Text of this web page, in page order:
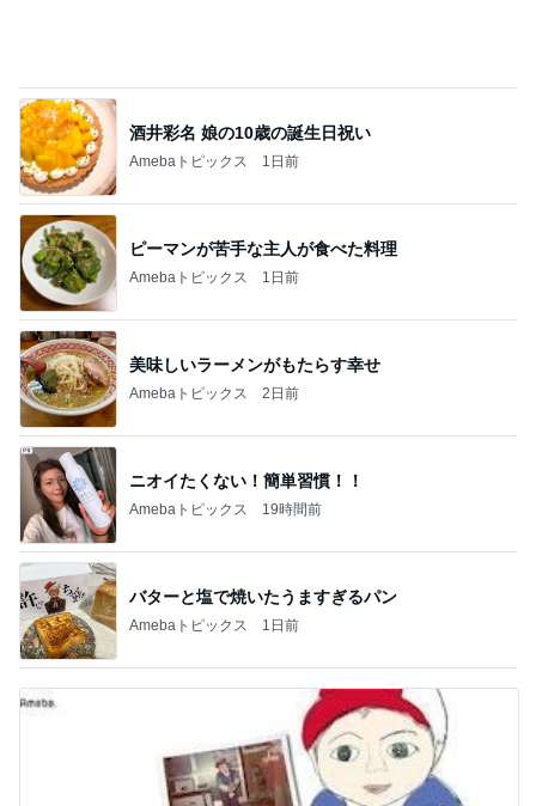
酒井彩名 娘の10歳の誕生日祝い
Amebaトピックス 1日前
ピーマンが苦手な主人が食べた料理
Amebaトピックス 1日前
美味しいラーメンがもたらす幸せ
Amebaトピックス 2日前
ニオイたくない！簡単習慣！！
Amebaトピックス 19時間前
バターと塩で焼いたうますぎるパン
Amebaトピックス 1日前